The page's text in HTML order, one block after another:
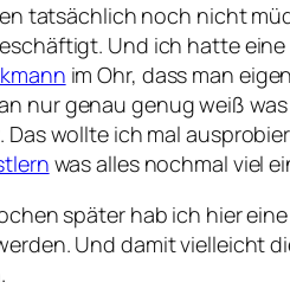
tatsächlich noch nicht
Und ich hatte
im Ohr, dass man
nur genau genug weiß
wollte ich mal
was alles nochmal viel
später hab ich hier
Und damit vielleicht